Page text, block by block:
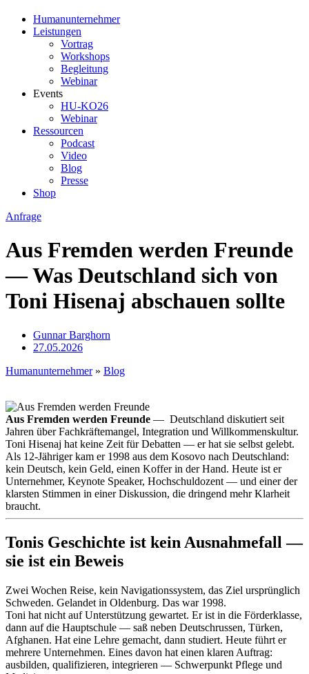
Humanunternehmer
Leistungen
Vortrag
Workshops
Begleitung
Webinar
Events
HU-KO26
Webinar
Ressourcen
Podcast
Video
Blog
Presse
Shop
Anfrage
Aus Fremden werden Freunde
— Was Deutschland sich von
Toni Hisenaj abschauen sollte
Gunnar Barghorn
27.05.2026
Humanunternehmer» Blog
Aus Fremden werden Freunde — Deutschland diskutiert seit
Jahren über Fachkräftemangel, Integration und Willkommenskultur.
Toni Hisenaj hat keine Zeit für Debatten — er hat sie selbst gelebt.
Als 12-Jähriger kam er 1998 aus dem Kosovo nach Deutschland:
kein Deutsch, kein Geld, einen Koffer in der Hand. Heute ist er
Unternehmer, Keynote Speaker, Hochschuldozent — und einer der
klarsten Stimmen in einer Diskussion, die dringend mehr Klarheit
braucht.
Tonis Geschichte ist kein Ausnahmefall —
sie ist ein Beweis
Zwei Wochen Reise, kein Navigationssystem, das Ziel ursprünglich
Schweden. Gelandet in Oldenburg. Das war 1998.
Toni hat nicht auf Unterstützung gewartet. Er ist in die Förderklasse,
dann auf die Hauptschule — saß neben Deutschrussen, Türken,
Afghanen. Hat eine Lehre gemacht, dann studiert. Heute führt er
mehrere Unternehmen. Eines davon hat einen klaren Auftrag:
ausbilden, qualifizieren, integrieren — Schwerpunkt Pflege und